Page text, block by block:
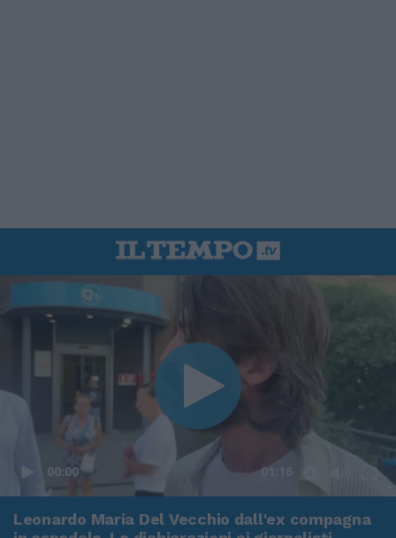
00:00 01:16
Leonardo Maria Del Vecchio dall'ex compagna